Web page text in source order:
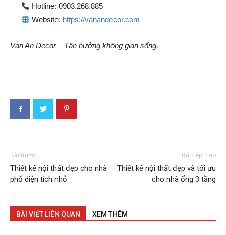
Hotline: 0903.268.885
Website: https://vanandecor.com
Vạn An Decor – Tận hưởng không gian sống.
Bài trước
Thiết kế nội thất đẹp cho nhà
phố diện tích nhỏ
Bài tiếp theo
Thiết kế nội thất đẹp và tối ưu
cho nhà ống 3 tầng
BÀI VIẾT LIÊN QUAN XEM THÊM